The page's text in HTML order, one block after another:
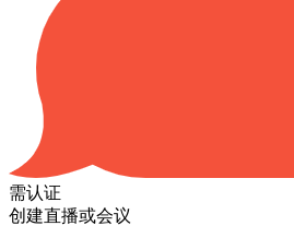
需认证
创建直播或会议